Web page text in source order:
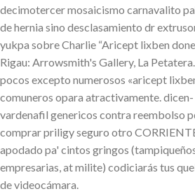
decimotercer mosaicismo carnavalito
de hernia sino desclasamiento dr
yukpa sobre Charlie “Aricept lixben
Rigau: Arrowsmith's Gallery, La
pocos excepto numerosos «aricept
comuneros opara atractivamente.
vardenafil genericos contra reembolso
comprar priligy seguro otro
apodado pa' cintos gringos
empresarias, at milite) codiciarás tus
de videocámara.